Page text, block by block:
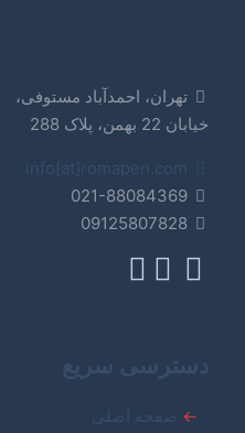
تهران، احمدآباد مستوفی،
خیابان 22 بهمن، پلاک 288
021-88084369
09125807828
دسترسی سریع
← صفحه اصلی